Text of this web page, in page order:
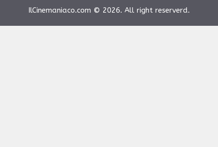
IlCinemaniaco.com © 2026. All right reserverd.